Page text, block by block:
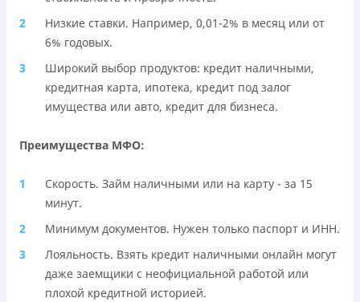
Низкие ставки. Например, 0,01-2% в месяц или от
6% годовых.
Широкий выбор продуктов: кредит наличными,
кредитная карта, ипотека, кредит под залог
имущества или авто, кредит для бизнеса.
Преимущества МФО:
Скорость. Займ наличными или на карту - за 15
минут.
Минимум документов. Нужен только паспорт и ИНН.
Лояльность. Взять кредит наличными онлайн могут
даже заемщики с неофициальной работой или
плохой кредитной историей.